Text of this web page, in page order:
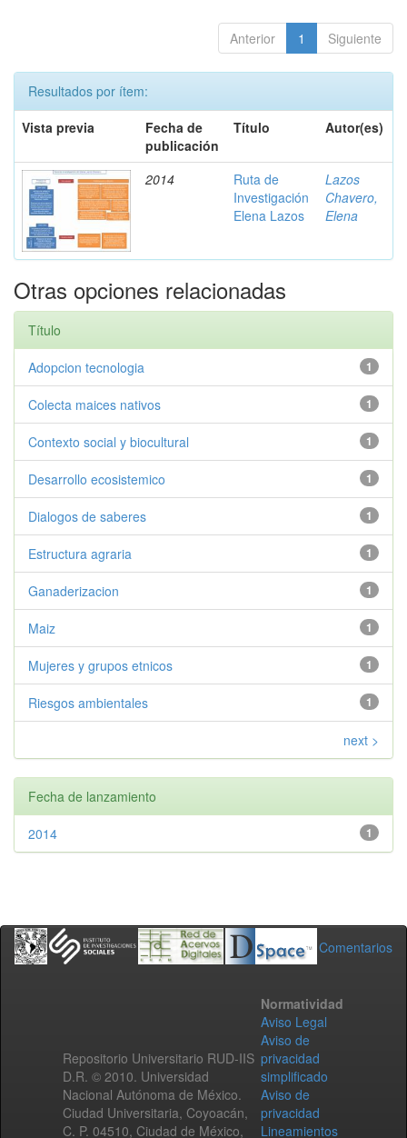
Anterior 1 Siguiente
Resultados por ítem:
Vista previa
Fecha de
publicación
Título Autor(es)
2014
Ruta de
Investigación
Elena Lazos
Lazos
Chavero,
Elena
Otras opciones relacionadas
Título
1
Adopcion tecnologia
1
Colecta maices nativos
1
Contexto social y biocultural
1
Desarrollo ecosistemico
1
Dialogos de saberes
1
Estructura agraria
1
Ganaderizacion
1
Maiz
1
Mujeres y grupos etnicos
1
Riesgos ambientales
next >
Fecha de lanzamiento
1
2014
Comentarios
Repositorio Universitario RUD-IIS
D.R. © 2010. Universidad
Nacional Autónoma de México.
Ciudad Universitaria, Coyoacán,
C. P. 04510, Ciudad de México,
Normatividad
Aviso Legal
Aviso de
privacidad
simplificado
Aviso de
privacidad
Lineamientos